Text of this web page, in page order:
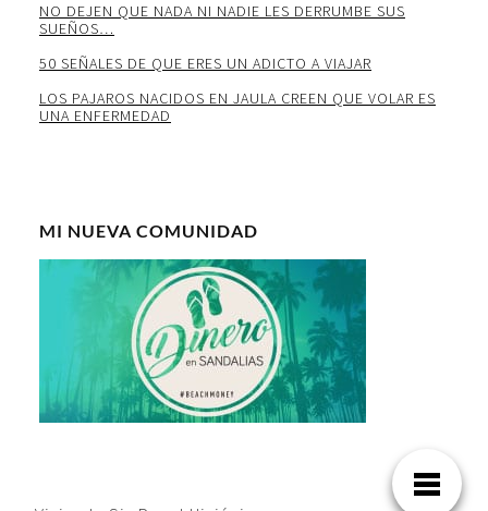
NO DEJEN QUE NADA NI NADIE LES DERRUMBE SUS
SUEÑOS…
50 SEÑALES DE QUE ERES UN ADICTO A VIAJAR
LOS PAJAROS NACIDOS EN JAULA CREEN QUE VOLAR ES
UNA ENFERMEDAD
MI NUEVA COMUNIDAD